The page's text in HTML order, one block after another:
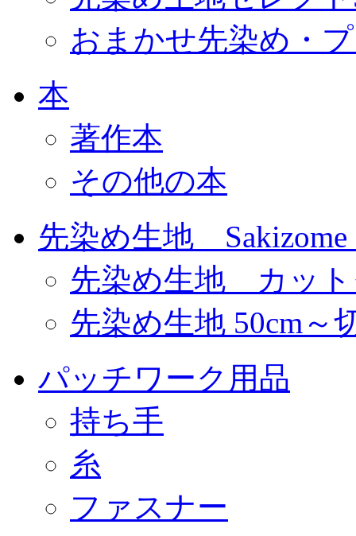
おまかせ先染め・
本
著作本
その他の本
先染め生地 Sakizome
先染め生地 カット
先染め生地 50cm～
パッチワーク用品
持ち手
糸
ファスナー